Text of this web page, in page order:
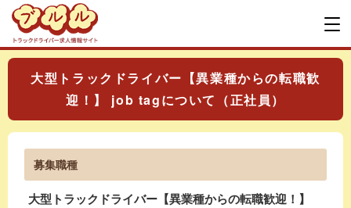
大型トラックドライバー【異業種からの転職歓
迎！】 job tagについて（正社員）
募集職種
大型トラックドライバー【異業種からの転職歓迎！】